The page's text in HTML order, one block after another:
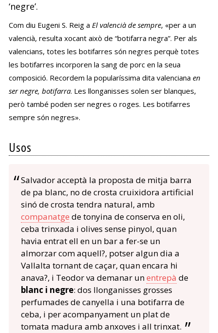
‘negre’.
Com diu Eugeni S. Reig a El valencià de sempre, «per a un
valencià, resulta xocant això de “botifarra negra”. Per als
valencians, totes les botifarres són negres perquè totes
les botifarres incorporen la sang de porc en la seua
composició. Recordem la popularíssima dita valenciana en
ser negre, botifarra. Les llonganisses solen ser blanques,
però també poden ser negres o roges. Les botifarres
sempre són negres».
Usos
Salvador acceptà la proposta de mitja barra
de pa blanc, no de crosta cruixidora artificial
sinó de crosta tendra natural, amb
companatge de tonyina de conserva en oli,
ceba trinxada i olives sense pinyol, quan
havia entrat ell en un bar a fer-se un
almorzar com aquell?, potser algun dia a
Vallalta tornant de caçar, quan encara hi
anava?, i Teodor va demanar unentrepà de
blanc i negre: dos llonganisses grosses
perfumades de canyella i una botifarra de
ceba, i per acompanyament un plat de
tomata madura amb anxoves i all trinxat.